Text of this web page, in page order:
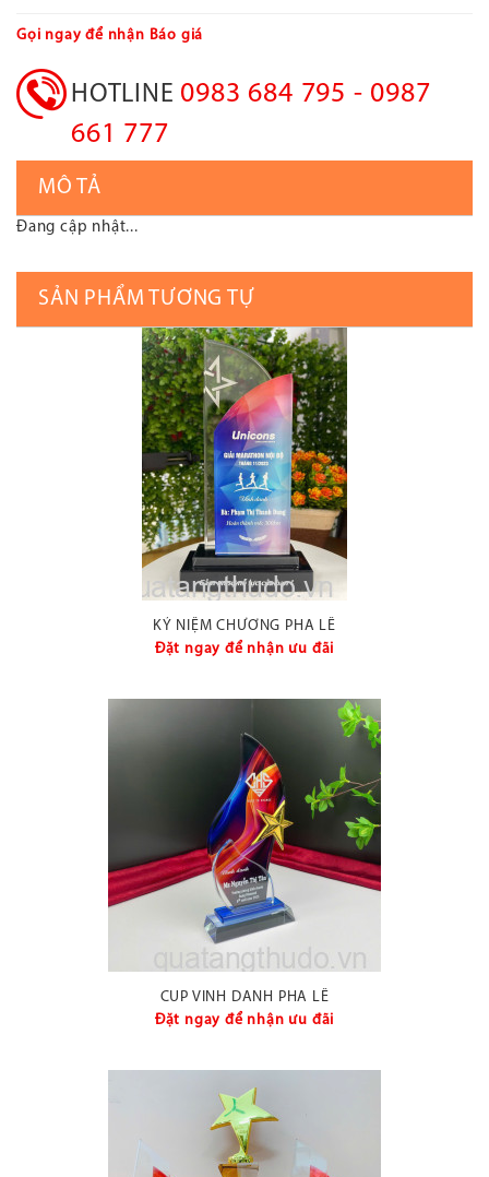
Gọi ngay để nhận Báo giá
HOTLINE 0983 684 795 - 0987
661 777
MÔ TẢ
Đang cập nhật...
SẢN PHẨM TƯƠNG TỰ
KỶ NIỆM CHƯƠNG PHA LÊ
Đặt ngay để nhận ưu đãi
CUP VINH DANH PHA LÊ
Đặt ngay để nhận ưu đãi